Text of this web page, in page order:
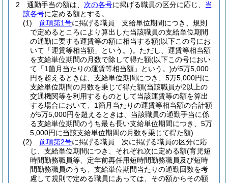
2
通勤手当の額は、 次の各号に掲げる職員の区分に応じ、 当
該各号に定める額とする。
(1)
前項第1号に掲げる職員 支給単位期間につき、規則
で定めるところにより算出した当該職員の支給単位期間
の通勤に要する運賃等の額に相当する額(以下この号にお
いて「運賃等相当額」という。)。 ただし、運賃等相当額
を支給単位期間の月数で除して得た額(以下この号におい
て「1箇月当たりの運賃等相当額」という。)が5万5,000
円を超えるときは、支給単位期間につき、5万5,000円に
支給単位期間の月数を乗じて得た額(当該職員が2以上の
交通機関等を利用するものとして当該運賃等の額を算出
する場合において、1箇月当たりの運賃等相当額の合計額
が5万5,000円を超えるときは、当該職員の通勤手当に係
る支給単位期間のうち最も長い支給単位期間につき、5万
5,000円に当該支給単位期間の月数を乗じて得た額)
(2)
前項第2号に掲げる職員 次に掲げる職員の区分に応
じ、支給単位期間につき、それぞれ次に定める額(育児短
時間勤務職員等、定年前再任用短時間勤務職員及び短時
間勤務職員のうち、支給単位期間当たりの通勤回数を考
慮して規則で定める職員にあっては、その額からその額